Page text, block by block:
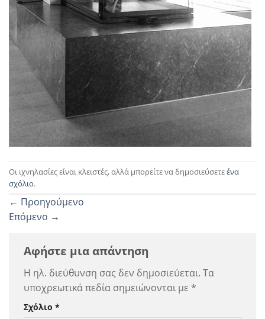
Οι ιχνηλασίες είναι κλειστές, αλλά μπορείτε να δημοσιεύσετεένα
σχόλιο.
← Προηγούμενο
Επόμενο →
Αφήστε μια απάντηση
Η ηλ. διεύθυνση σας δεν δημοσιεύεται. Τα
υποχρεωτικά πεδία σημειώνονται με *
Σχόλιο *